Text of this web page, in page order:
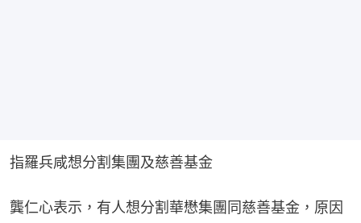
指羅兵咸想分割集團及慈善基金
龔仁心表示，有人想分割華懋集團同慈善基金，原因